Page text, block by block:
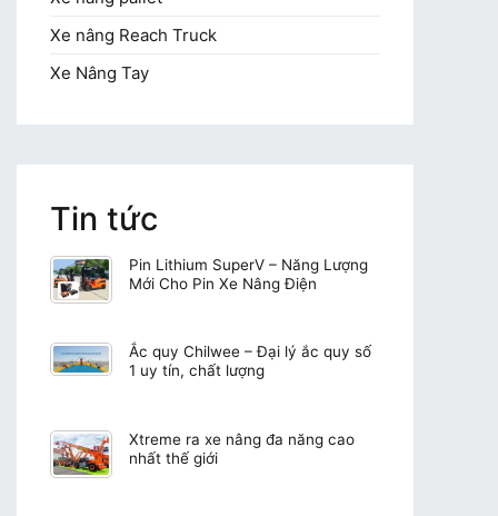
Xe nâng Reach Truck
Xe Nâng Tay
Tin tức
Pin Lithium SuperV – Năng Lượng
Mới Cho Pin Xe Nâng Điện
Ắc quy Chilwee – Đại lý ắc quy số
1 uy tín, chất lượng
Xtreme ra xe nâng đa năng cao
nhất thế giới